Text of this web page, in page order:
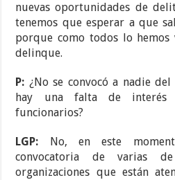
nuevas oportunidades de
tenemos que esperar a que
porque como todos lo hemos
delinque.
P: ¿No se convocó a nadie
hay una falta de
funcionarios?
LGP: No, en este
convocatoria de varias
organizaciones que están